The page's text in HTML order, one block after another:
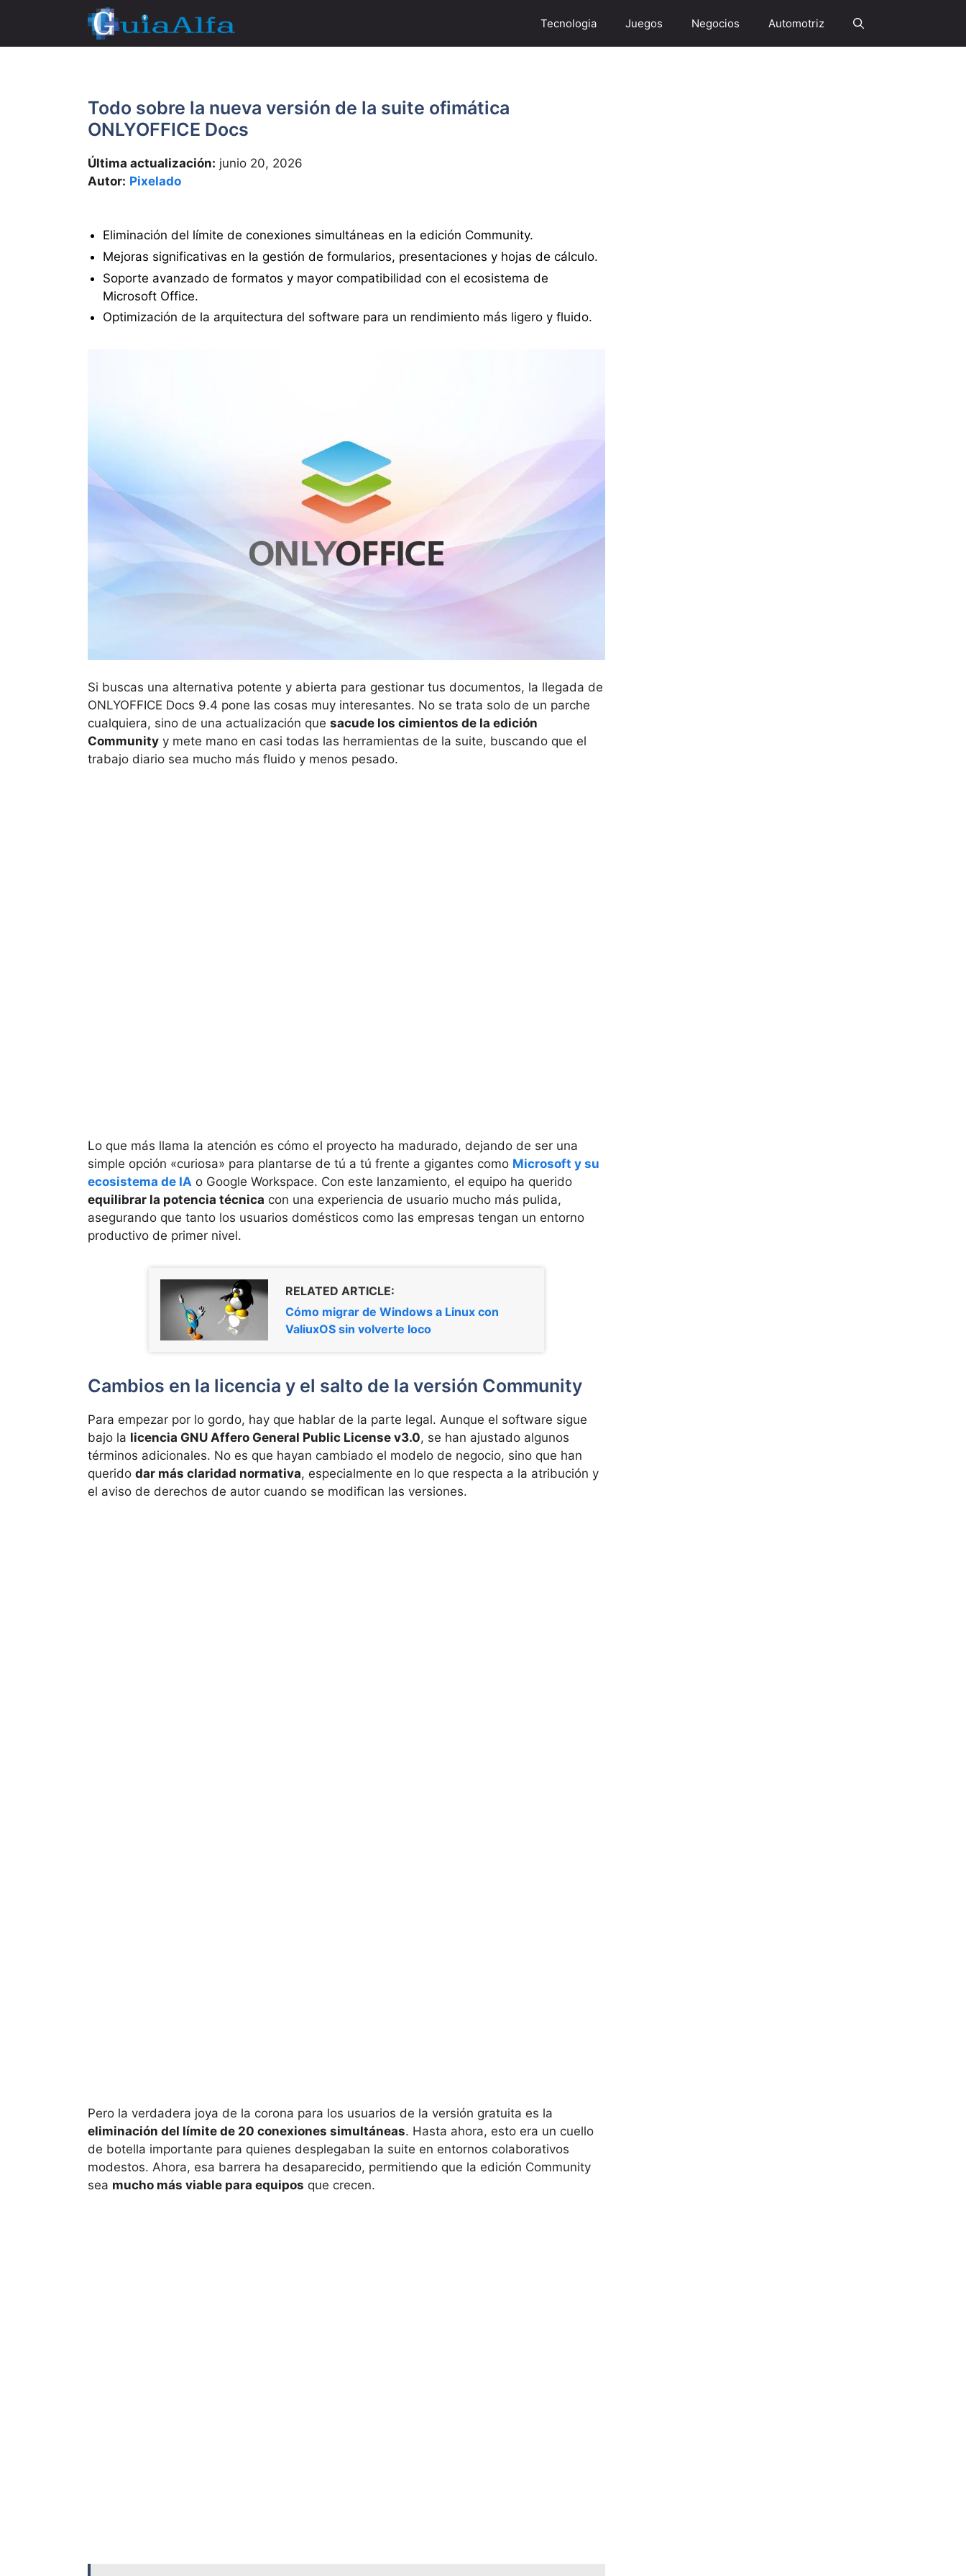
contenido
Tecnologia Juegos Negocios Automotriz
Todo sobre la nueva versión de la suite ofimática
ONLYOFFICE Docs
Última actualización: junio 20, 2026
Autor: Pixelado
Eliminación del límite de conexiones simultáneas en la edición Community.
Mejoras significativas en la gestión de formularios, presentaciones y hojas de cálculo.
Soporte avanzado de formatos y mayor compatibilidad con el ecosistema de
Microsoft Office.
Optimización de la arquitectura del software para un rendimiento más ligero y fluido.
Si buscas una alternativa potente y abierta para gestionar tus documentos, la llegada de
ONLYOFFICE Docs 9.4 pone las cosas muy interesantes. No se trata solo de un parche
cualquiera, sino de una actualización que sacude los cimientos de la edición
Community y mete mano en casi todas las herramientas de la suite, buscando que el
trabajo diario sea mucho más fluido y menos pesado.
Lo que más llama la atención es cómo el proyecto ha madurado, dejando de ser una
simple opción «curiosa» para plantarse de tú a tú frente a gigantes como Microsoft y su
ecosistema de IA o Google Workspace. Con este lanzamiento, el equipo ha querido
equilibrar la potencia técnica con una experiencia de usuario mucho más pulida,
asegurando que tanto los usuarios domésticos como las empresas tengan un entorno
productivo de primer nivel.
RELATED ARTICLE:
Cómo migrar de Windows a Linux con
ValiuxOS sin volverte loco
Cambios en la licencia y el salto de la versión Community
Para empezar por lo gordo, hay que hablar de la parte legal. Aunque el software sigue
bajo la licencia GNU Affero General Public License v3.0, se han ajustado algunos
términos adicionales. No es que hayan cambiado el modelo de negocio, sino que han
querido dar más claridad normativa, especialmente en lo que respecta a la atribución y
el aviso de derechos de autor cuando se modifican las versiones.
Pero la verdadera joya de la corona para los usuarios de la versión gratuita es la
eliminación del límite de 20 conexiones simultáneas. Hasta ahora, esto era un cuello
de botella importante para quienes desplegaban la suite en entornos colaborativos
modestos. Ahora, esa barrera ha desaparecido, permitiendo que la edición Community
sea mucho más viable para equipos que crecen.